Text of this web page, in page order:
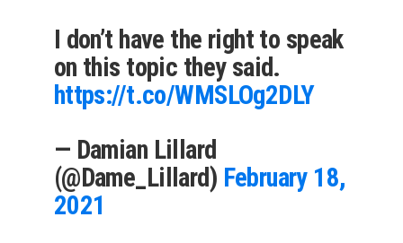
I don’t have the right to speak
on this topic they said.
https://t.co/WMSLOg2DLY
— Damian Lillard
(@Dame_Lillard) February 18,
2021